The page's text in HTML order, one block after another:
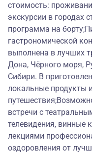
стоимость:
экскурсии в городах
программа на
гастрономической
выполнена в лучших
Дона, Чёрного моря,
Сибири. В
локальные продукты
встречи с
телевидения, винные
лекциями
оздоровления от